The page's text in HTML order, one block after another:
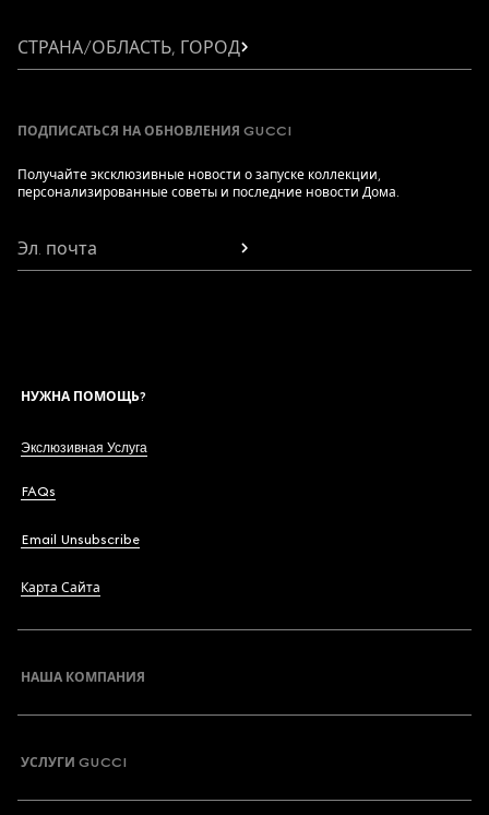
СТРАНА/ОБЛАСТЬ, ГОРОД
ПОДПИСАТЬСЯ НА ОБНОВЛЕНИЯ GUCCI
Получайте эксклюзивные новости о запуске коллекции,
персонализированные советы и последние новости Дома.
Эл. почта
НУЖНА ПОМОЩЬ?
Экслюзивная Услуга
FAQs
Email Unsubscribe
Карта Сайта
НАША КОМПАНИЯ
УСЛУГИ GUCCI